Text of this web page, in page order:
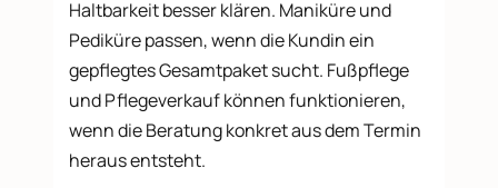
Haltbarkeit besser klären. Maniküre und
Pediküre passen, wenn die Kundin ein
gepflegtes Gesamtpaket sucht. Fußpflege
und Pflegeverkauf können funktionieren,
wenn die Beratung konkret aus dem Termin
heraus entsteht.